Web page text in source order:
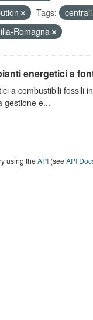
Tags:
Romagna
energetici a
a combustibili fossili
gestione e...
using theAPI(seeAPI